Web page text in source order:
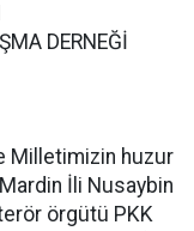
DERNEĞİ
Milletimizin huzur
İli Nusaybin
örgütü PKK